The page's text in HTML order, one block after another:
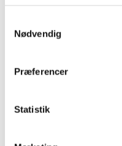
Nødvendig
Præferencer
Statistik